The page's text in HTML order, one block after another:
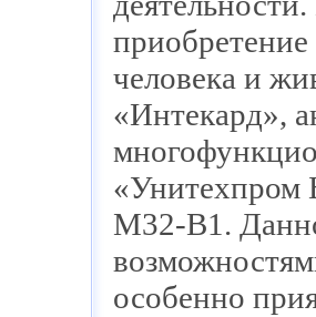
человека и
«Интекард»,
«Унитехпром
М32-В1.
особенно